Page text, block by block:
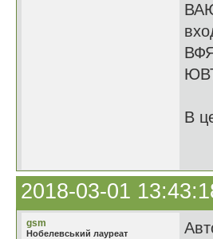
В
2018-03-01
gsm
Нобелевський лауреат